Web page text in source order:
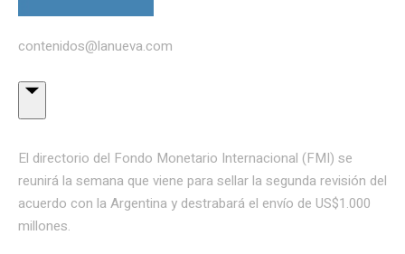
contenidos@lanueva.com
El directorio del Fondo Monetario Internacional (FMI) se
reunirá la semana que viene para sellar la segunda revisión del
acuerdo con la Argentina y destrabará el envío de US$1.000
millones.